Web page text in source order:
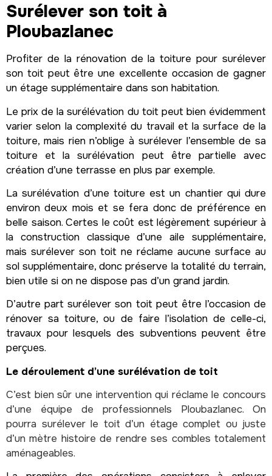
Surélever son toit à
Ploubazlanec
Profiter de la rénovation de la toiture pour surélever
son toit peut être une excellente occasion de gagner
un étage supplémentaire dans son habitation.
Le prix de la surélévation du toit peut bien évidemment
varier selon la complexité du travail et la surface de la
toiture, mais rien n’oblige à surélever l’ensemble de sa
toiture et la surélévation peut être partielle avec
création d’une terrasse en plus par exemple.
La surélévation d’une toiture est un chantier qui dure
environ deux mois et se fera donc de préférence en
belle saison. Certes le coût est légèrement supérieur à
la construction classique d’une aile supplémentaire,
mais surélever son toit ne réclame aucune surface au
sol supplémentaire, donc préserve la totalité du terrain,
bien utile si on ne dispose pas d’un grand jardin.
D’autre part surélever son toit peut être l’occasion de
rénover sa toiture, ou de faire l’isolation de celle-ci,
travaux pour lesquels des subventions peuvent être
perçues.
Le déroulement d’une surélévation de toit
C’est bien sûr une intervention qui réclame le concours
d’une équipe de professionnels Ploubazlanec. On
pourra surélever le toit d’un étage complet ou juste
d’un mètre histoire de rendre ses combles totalement
aménageables.